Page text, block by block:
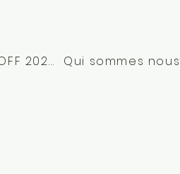
Spectacles Avignon OFF 2026 Qui sommes